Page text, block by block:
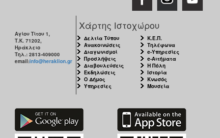
Άλλες
Εκδηλώσεις
ΤΟΠΟΣ
Αγίου Τίτου 1,
Τ.Κ. 71202,
Ηράκλειο
Τηλ.: 2813-409000
email:info@heraklion.gr
Χάρτης Ιστοχώρου
Δελτία Τύπου
Ανακοινώσεις
Διαγωνισμοί
Προσλήψεις
Διαβουλεύσεις
Εκδηλώσεις
Ο Δήμος
Υπηρεσίες
Κ.Ε.Π.
Τηλέφωνα
e-Υπηρεσίες
e-Αιτήματα
Η Πόλη
Ιστορία
Κνωσός
Μουσεία